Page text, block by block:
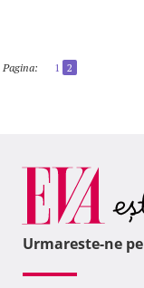
Pagina: 1 2
Urmareste-ne pe